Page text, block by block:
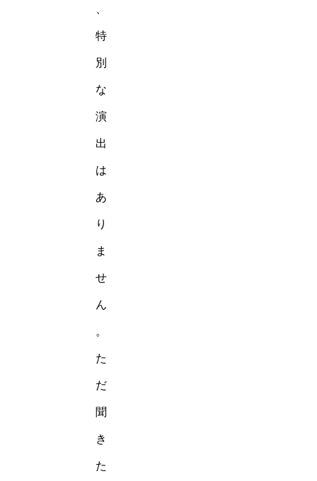
特
別
な
演
出
は
あ
り
ま
せ
ん
。
た
だ
聞
き
た